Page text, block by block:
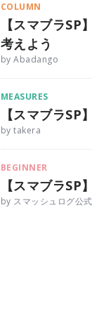
COLUMN
【スマブラ
考えよう
by Abadango
MEASURES
【スマブラ
by takera
BEGINNER
【スマブラ
by スマッシュログ公式